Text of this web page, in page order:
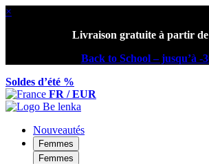
×
Livraison gratuite à partir de
Back to School – jusqu’à -
Soldes d’été %
FR / EUR
Nouveautés
Femmes
Femmes